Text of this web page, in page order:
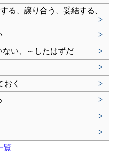
る、譲り合う、妥結する、
>
>
ない、～したはずだ
>
>
おく
>
>
>
>
覧